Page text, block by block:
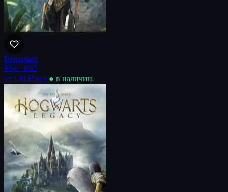
Biomutant
PS4 · PS5
от 149 ₽/нед ● в наличии